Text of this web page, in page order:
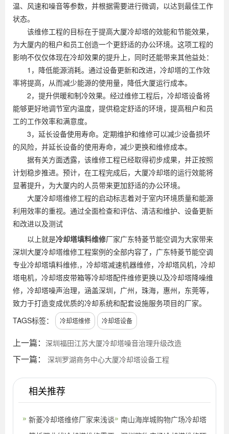
温、风速和噪音等参数，并根据需要进行微调，以达到最佳工作
状态。
该维修工程的目标在于提高大厦冷却塔的效能和节能效果，
为大厦内的租户和员工创造一个更舒适的办公环境。这项工程的
影响不仅仅体现在冷却效果的提升上，同时还能带来其他益处：
1，降低能源消耗。通过设备更新和改进，冷却塔的工作效
率将提高，从而减少能源的使用量，降低大厦运行成本。
2，提升供暖和制冷效果。经过维修工程后，冷却塔设备将
能够更好地调节室内温度，提供稳定舒适的环境，提高租户和员
工的工作效率和满意度。
3，延长设备使用寿命。定期维护和维修可以减少设备损坏
的风险，并延长设备的使用寿命，减少更换和维修成本。
据有关方面透露，该维修工程已经取得初步成果，并正按照
计划稳步推进。预计，在工程完成后，大厦冷却塔的运行效能将
显著提升，为大厦内的人员带来更加舒适的办公环境。
大厦冷却塔维修工程的启动标志着对于室内环境质量和能源
利用效率的重视。通过全面检查和评估、清洁和维护、设备更新
和改进以及测试
以上就是冷却塔填料维修厂家广东特菱节能空调为大家带来
深圳大厦冷却塔维修工程案例的全部内容了，广东特菱节能空调
专业冷却塔填料维修,，冷却塔减速机器维修，冷却塔风机，冷却
塔电机，冷却塔皮带箱等冷却塔配件维修更换以及冷却塔降噪维
修，冷却塔噪声治理，涵盖深圳，广州，珠海，惠州，东莞等，
致力于打造变成优质的冷却系统和配套设施服务项目的厂家。
TAGS标签：
冷却塔维修 冷却塔设备
上一篇： 深圳福田江苏大厦冷却塔噪音治理升级改造
下一篇： 深圳罗湖商务中心大厦冷却塔设备工程
相关推荐
新菱冷却塔维修厂家来浅谈
南山海岸城购物广场冷却塔